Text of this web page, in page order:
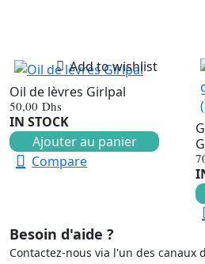
Add to wishlist
Oil de lèvres Girlpal
50,00 Dhs
IN STOCK
Ajouter au panier
Compare
Besoin d'aide ?
Contactez-nous via l'un des canaux